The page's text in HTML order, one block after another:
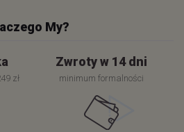
My?
zł
Zwroty w 14 dni
minimum formalności